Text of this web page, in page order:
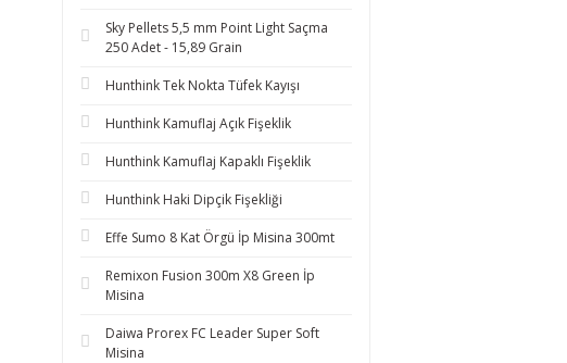
Sky Pellets 5,5 mm Point Light Saçma
250 Adet - 15,89 Grain
Hunthink Tek Nokta Tüfek Kayışı
Hunthink Kamuflaj Açık Fişeklik
Hunthink Kamuflaj Kapaklı Fişeklik
Hunthink Haki Dipçik Fişekliği
Effe Sumo 8 Kat Örgü İp Misina 300mt
Remixon Fusion 300m X8 Green İp
Misina
Daiwa Prorex FC Leader Super Soft
Misina